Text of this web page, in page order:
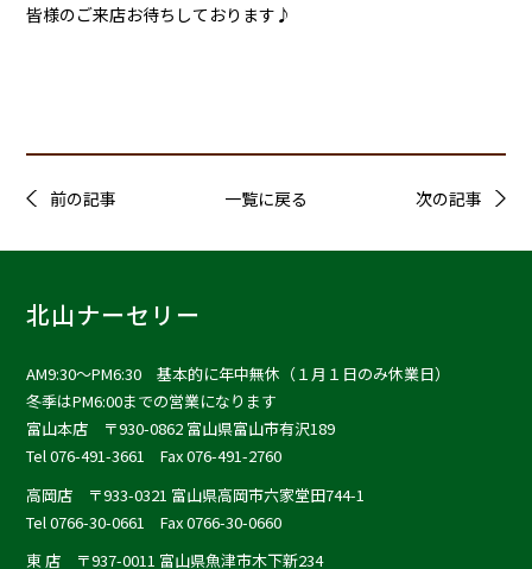
皆様のご来店お待ちしております♪
前の記事 一覧に戻る 次の記事
北山ナーセリー
AM9:30〜PM6:30 基本的に年中無休（１月１日のみ休業日）
冬季はPM6:00までの営業になります
富山本店
〒930-0862 富山県富山市有沢189
Tel 076-491-3661 Fax 076-491-2760
高岡店
〒933-0321 富山県高岡市六家堂田744-1
Tel 0766-30-0661 Fax 0766-30-0660
東 店
〒937-0011 富山県魚津市木下新234